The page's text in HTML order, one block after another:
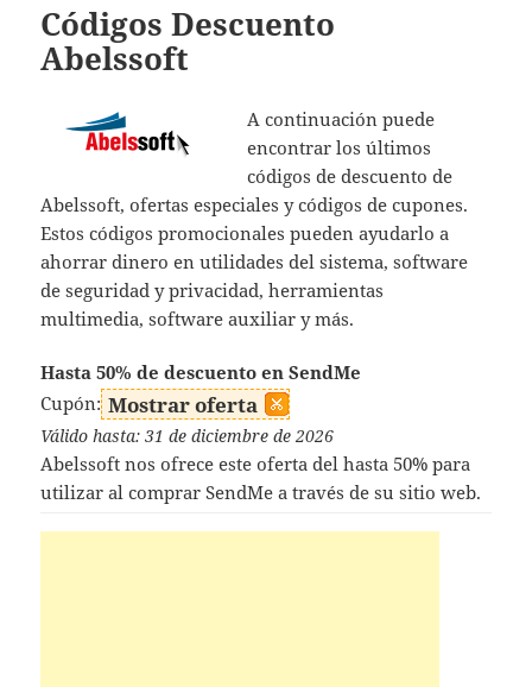
Códigos Descuento
Abelssoft
A continuación puede
encontrar los últimos
códigos de descuento de
Abelssoft, ofertas especiales y códigos de cupones.
Estos códigos promocionales pueden ayudarlo a
ahorrar dinero en utilidades del sistema, software
de seguridad y privacidad, herramientas
multimedia, software auxiliar y más.
Hasta 50% de descuento en SendMe
Cupón: Mostrar oferta
Válido hasta: 31 de diciembre de 2026
Abelssoft nos ofrece este oferta del hasta 50% para
utilizar al comprar SendMe a través de su sitio web.